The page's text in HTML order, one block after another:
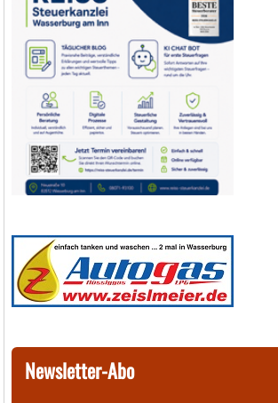
Newsletter-Abo